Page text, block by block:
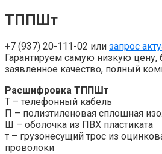
ТППШт
+7 (937) 20-111-02 или запрос
Гарантируем самую низкую цену,
заявленное качество, полный
Расшифровка ТППШт
Т – телефонный кабель
П – полиэтиленовая сплошная
Ш – оболочка из ПВХ пластиката
т – грузонесущий трос из
проволоки